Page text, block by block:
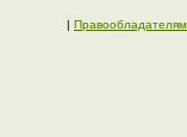
| Правообладателям